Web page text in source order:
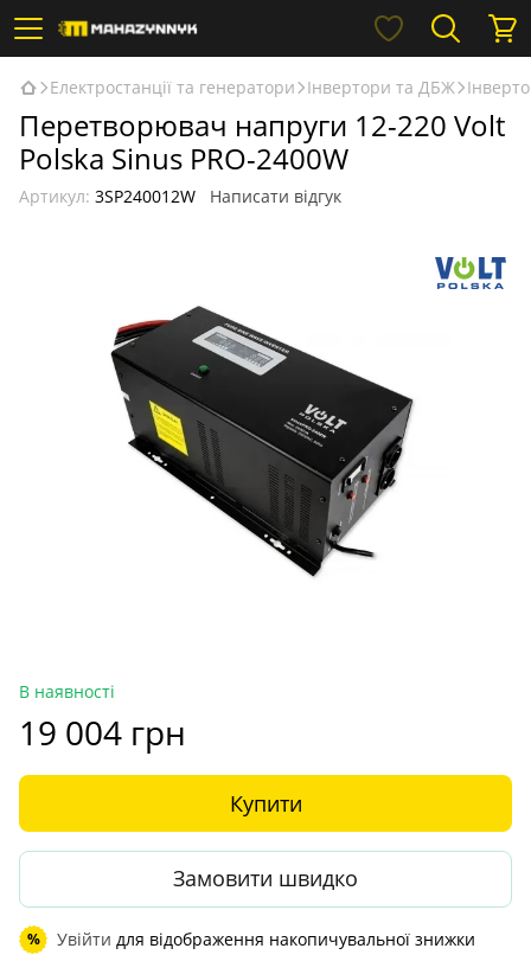
Електростанції та генератори Інвертори та ДБЖ
Перетворювач напруги 12-220 Volt
Polska Sinus PRO-2400W
Артикул: 3SP240012W Написати відгук
В наявності
19 004 грн
Купити
Замовити швидко
% Увійти для відображення накопичувальної знижки